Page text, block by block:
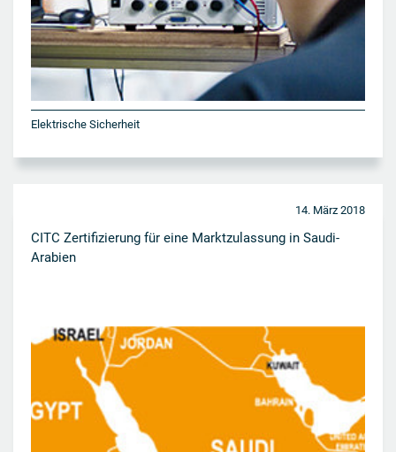
Elektrische Sicherheit
14. März 2018
CITC Zertifizierung für eine Marktzulassung in Saudi-
Arabien